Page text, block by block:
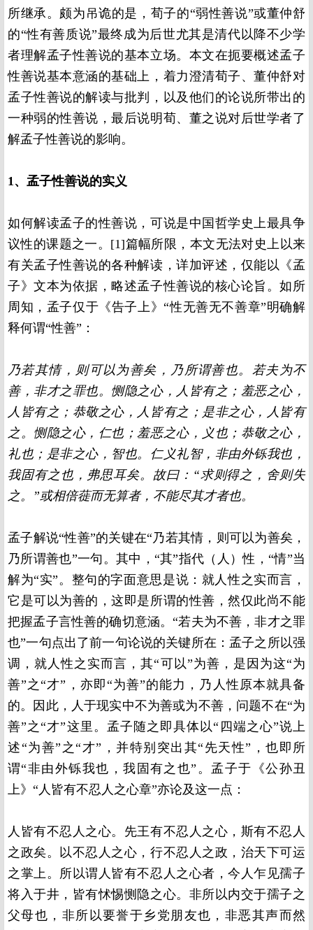
所继承。颇为吊诡的是，荀子的“弱性善说”或董仲舒
的“性有善质说”最终成为后世尤其是清代以降不少学
者理解孟子性善说的基本立场。本文在扼要概述孟子
性善说基本意涵的基础上，着力澄清荀子、董仲舒对
孟子性善说的解读与批判，以及他们的论说所带出的
一种弱的性善说，最后说明荀、董之说对后世学者了
解孟子性善说的影响。
1、孟子性善说的实义
如何解读孟子的性善说，可说是中国哲学史上最具争
议性的课题之一。[1]篇幅所限，本文无法对史上以来
有关孟子性善说的各种解读，详加评述，仅能以《孟
子》文本为依据，略述孟子性善说的核心论旨。如所
周知，孟子仅于《告子上》“性无善无不善章”明确解
释何谓“性善”：
乃若其情，则可以为善矣，乃所谓善也。若夫为不
善，非才之罪也。恻隐之心，人皆有之；羞恶之心，
人皆有之；恭敬之心，人皆有之；是非之心，人皆有
之。恻隐之心，仁也；羞恶之心，义也；恭敬之心，
礼也；是非之心，智也。仁义礼智，非由外铄我也，
我固有之也，弗思耳矣。故曰：“求则得之，舍则失
之。”或相倍蓰而无算者，不能尽其才者也。
孟子解说“性善”的关键在“乃若其情，则可以为善矣，
乃所谓善也”一句。其中，“其”指代（人）性，“情”当
解为“实”。整句的字面意思是说：就人性之实而言，
它是可以为善的，这即是所谓的性善，然仅此尚不能
把握孟子言性善的确切意涵。“若夫为不善，非才之罪
也”一句点出了前一句论说的关键所在：孟子之所以强
调，就人性之实而言，其“可以”为善，是因为这“为
善”之“才”，亦即“为善”的能力，乃人性原本就具备
的。因此，人于现实中不为善或为不善，问题不在“为
善”之“才”这里。孟子随之即具体以“四端之心”说上
述“为善”之“才”，并特别突出其“先天性”，也即所
谓“非由外铄我也，我固有之也”。孟子于《公孙丑
上》“人皆有不忍人之心章”亦论及这一点：
人皆有不忍人之心。先王有不忍人之心，斯有不忍人
之政矣。以不忍人之心，行不忍人之政，治天下可运
之掌上。所以谓人皆有不忍人之心者，今人乍见孺子
将入于井，皆有怵惕恻隐之心。非所以内交于孺子之
父母也，非所以要誉于乡党朋友也，非恶其声而然